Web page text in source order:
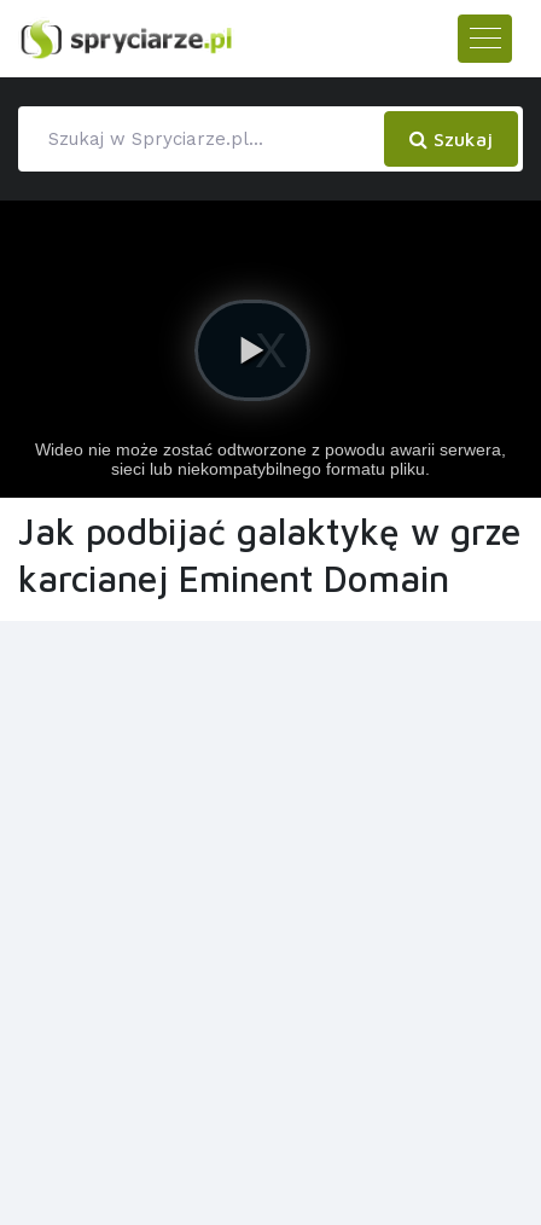
Szukaj
Jak podbijać galaktykę w grze
karcianej Eminent Domain